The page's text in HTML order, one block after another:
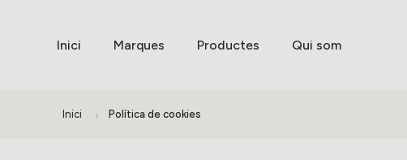
Inici Marques Productes Qui som
Inici Política de cookies